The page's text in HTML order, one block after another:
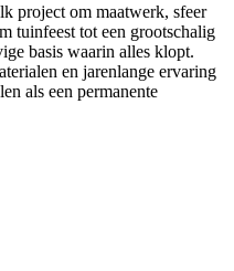
project om maatwerk, sfeer
tuinfeest tot een grootschalig
basis waarin alles klopt.
en jarenlange ervaring
als een permanente